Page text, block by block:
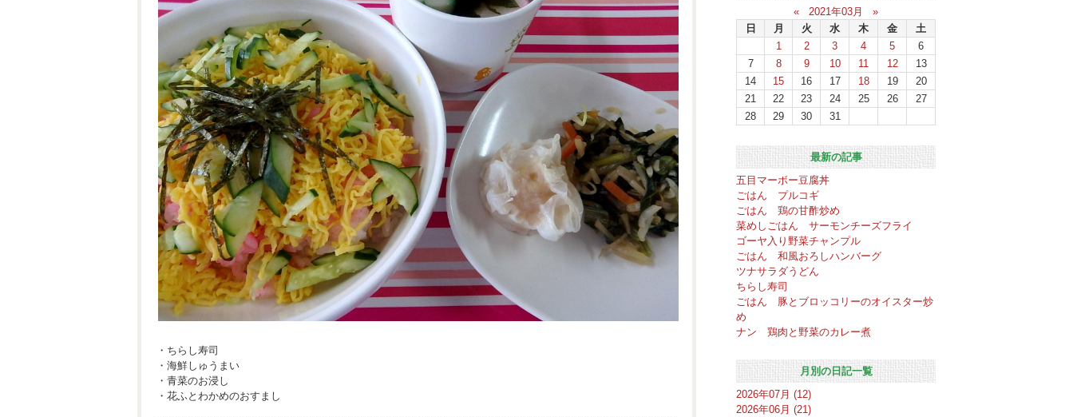
・ちらし寿司
・海鮮しゅうまい
・青菜のお浸し
・花ふとわかめのおすまし
«
2021年03月
»
日
月 火 水 木 金
土
1
2 3 4 5
6
7
8 9 10 11 12
13
14
15 16 17 18 19
20
21
22 23 24 25 26
27
28
29 30 31
最新の記事
五目マーボー豆腐丼
ごはん プルコギ
ごはん 鶏の甘酢炒め
菜めしごはん サーモンチーズフライ
ゴーヤ入り野菜チャンプル
ごはん 和風おろしハンバーグ
ツナサラダうどん
ちらし寿司
ごはん 豚とブロッコリーのオイスター炒
め
ナン 鶏肉と野菜のカレー煮
月別の日記一覧
2026年07月 (12)
2026年06月 (21)